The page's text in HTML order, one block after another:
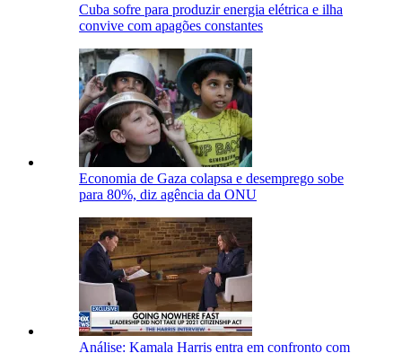
Cuba sofre para produzir energia elétrica e ilha
convive com apagões constantes
Economia de Gaza colapsa e desemprego sobe
para 80%, diz agência da ONU
Análise: Kamala Harris entra em confronto com